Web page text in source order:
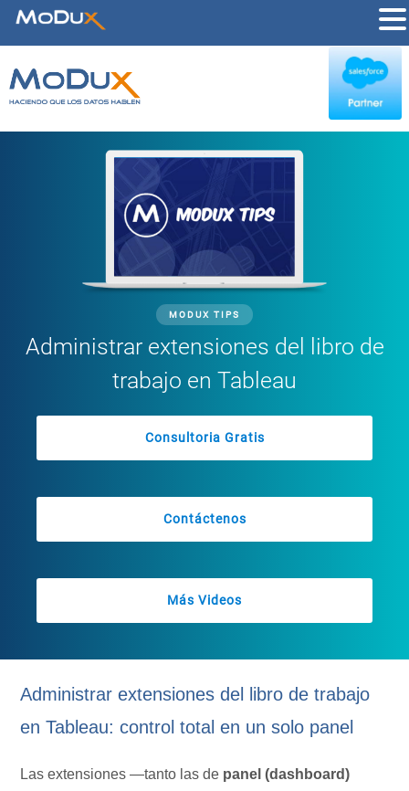
MODUX TIPS
Administrar extensiones del libro de
trabajo en Tableau
Consultoria Gratis
Contáctenos
Más Videos
Administrar extensiones del libro de trabajo
en Tableau: control total en un solo panel
Las extensiones —tanto las de panel (dashboard)